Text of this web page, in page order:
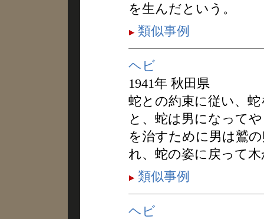
を生んだという。
類似事例
ヘビ
1941年 秋田県
蛇との約束に従い、
と、蛇は男になって
を治すために男は鷲
れ、蛇の姿に戻って
類似事例
ヘビ